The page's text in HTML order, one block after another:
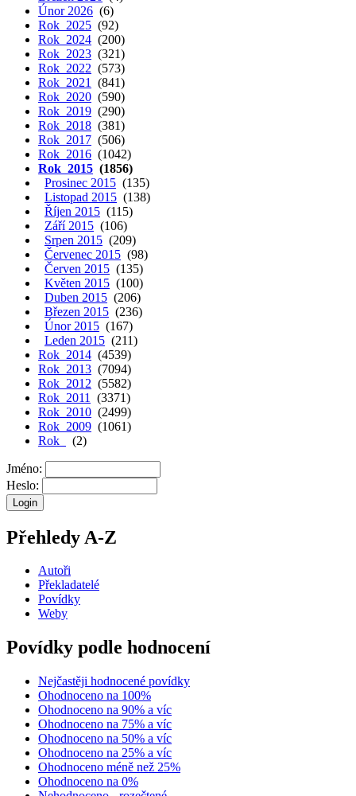
Únor 2026 (6)
Rok 2025 (92)
Rok 2024 (200)
Rok 2023 (321)
Rok 2022 (573)
Rok 2021
(841)
Rok 2020 (590)
Rok 2019 (290)
Rok 2018 (381)
Rok 2017 (506)
Rok 2016 (1042)
Rok 2015 (1856)
Prosinec 2015 (135)
Listopad 2015 (138)
Říjen 2015 (115)
Září 2015 (106)
Srpen 2015 (209)
Červenec 2015 (98)
Červen 2015 (135)
Květen 2015 (100)
Duben 2015 (206)
Březen 2015 (236)
Únor 2015 (167)
Leden 2015 (211)
Rok 2014 (4539)
Rok 2013 (7094)
Rok 2012 (5582)
Rok 2011
(3371)
Rok 2010 (2499)
Rok 2009 (1061)
Rok
(2)
Jméno:
Heslo:
Přehledy A-Z
Autoři
Překladatelé
Povídky
Weby
Povídky podle hodnocení
Nejčastěji hodnocené povídky
Ohodnoceno na 100%
Ohodnoceno na 90% a víc
Ohodnoceno na 75% a víc
Ohodnoceno na 50% a víc
Ohodnoceno na 25% a víc
Ohodnoceno méně než 25%
Ohodnoceno na 0%